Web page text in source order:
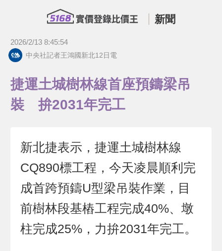
新聞
2026/2/13 8:45:54
中央社記者王鴻國新北12日電
捷運土城樹林線首座預鑄梁吊
裝 拚2031年完工
新北捷表示，捷運土城樹林線
CQ890標工程，今天凌晨順利完
成首跨預鑄U型梁吊裝作業，目
前樹林段基樁工程完成40%、墩
柱完成25%，力拚2031年完工。